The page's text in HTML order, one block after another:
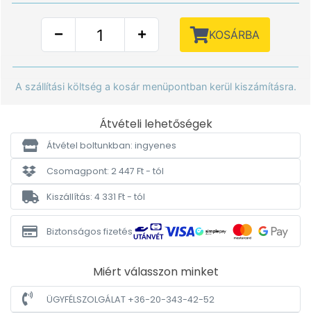
KOSÁRBA
A szállítási költség a kosár menüpontban kerül kiszámításra.
Átvételi lehetőségek
Átvétel boltunkban: ingyenes
Csomagpont: 2 447 Ft - tól
Kiszállítás: 4 331 Ft - tól
Biztonságos fizetés
Miért válasszon minket
ÜGYFÉLSZOLGÁLAT +36-20-343-42-52